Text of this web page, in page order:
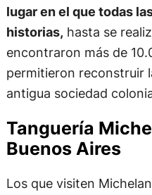
lugar en el que todas
historias, hasta se
encontraron más de
permitieron reconstruir
antigua sociedad
Tanguería
Buenos Aires
Los que visiten